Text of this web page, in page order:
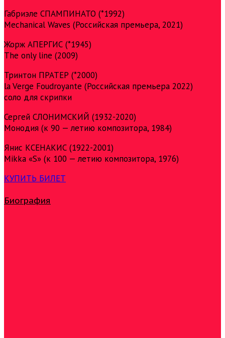
Габриэле СПАМПИНАТО (*1992)
Mechanical Waves (Российская премьера, 2021)
Жорж АПЕРГИС (*1945)
The only line (2009)
Тринтон ПРАТЕР (*2000)
la Verge Foudroyante (Российская премьера 2022)
соло для скрипки
Сергей СЛОНИМСКИЙ (1932-2020)
Монодия (к 90 — летию композитора, 1984)
Янис КСЕНАКИС (1922-2001)
Mikka «S» (к 100 — летию композитора, 1976)
КУПИТЬ БИЛЕТ
Биография